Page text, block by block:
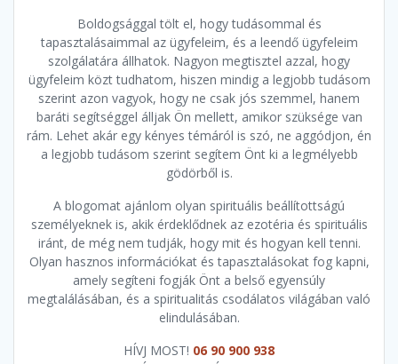
Boldogsággal tölt el, hogy tudásommal és
tapasztalásaimmal az ügyfeleim, és a leendő ügyfeleim
szolgálatára állhatok. Nagyon megtisztel azzal, hogy
ügyfeleim közt tudhatom, hiszen mindig a legjobb tudásom
szerint azon vagyok, hogy ne csak jós szemmel, hanem
baráti segítséggel álljak Ön mellett, amikor szüksége van
rám. Lehet akár egy kényes témáról is szó, ne aggódjon, én
a legjobb tudásom szerint segítem Önt ki a legmélyebb
gödörből is.
A blogomat ajánlom olyan spirituális beállítottságú
személyeknek is, akik érdeklődnek az ezotéria és spirituális
iránt, de még nem tudják, hogy mit és hogyan kell tenni.
Olyan hasznos információkat és tapasztalásokat fog kapni,
amely segíteni fogják Önt a belső egyensúly
megtalálásában, és a spiritualitás csodálatos világában való
elindulásában.
HÍVJ MOST! 06 90 900 938